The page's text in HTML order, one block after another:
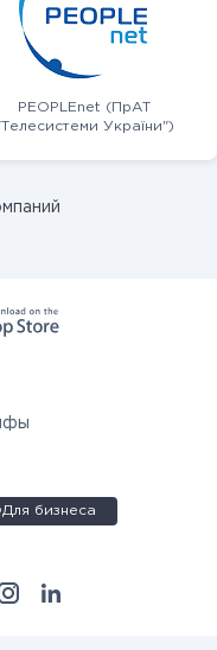
PEOPLEnet (ПрАТ
України")
Для бизнеса